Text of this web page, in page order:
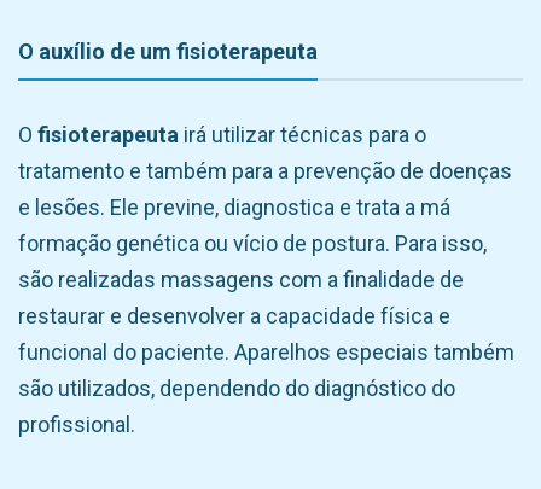
O auxílio de um fisioterapeuta
O fisioterapeuta irá utilizar técnicas para o
tratamento e também para a prevenção de doenças
e lesões. Ele previne, diagnostica e trata a má
formação genética ou vício de postura. Para isso,
são realizadas massagens com a finalidade de
restaurar e desenvolver a capacidade física e
funcional do paciente. Aparelhos especiais também
são utilizados, dependendo do diagnóstico do
profissional.